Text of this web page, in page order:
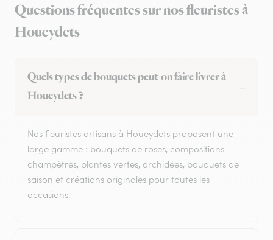
Questions fréquentes sur nos fleuristes à
Houeydets
Quels types de bouquets peut-on faire livrer à
Houeydets ?
Nos fleuristes artisans à Houeydets proposent une
large gamme : bouquets de roses, compositions
champêtres, plantes vertes, orchidées, bouquets de
saison et créations originales pour toutes les
occasions.